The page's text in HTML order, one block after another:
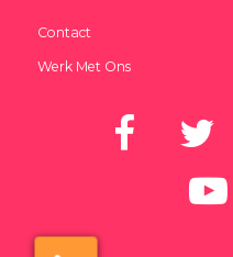
Contact
Werk Met Ons